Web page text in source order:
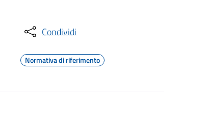
Condividi
Normativa di riferimento